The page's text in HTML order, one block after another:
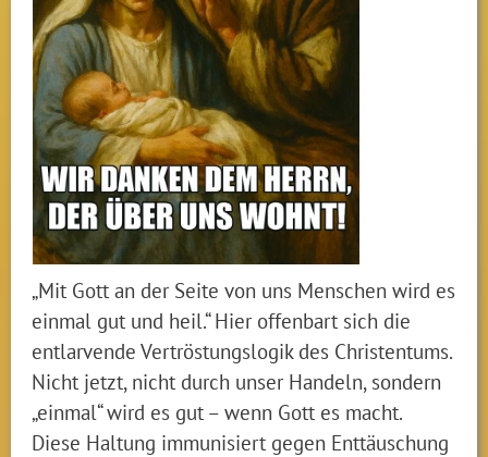
„Mit Gott an der Seite von uns Menschen wird es
einmal gut und heil.“ Hier offenbart sich die
entlarvende Vertröstungslogik des Christentums.
Nicht jetzt, nicht durch unser Handeln, sondern
„einmal“ wird es gut – wenn Gott es macht.
Diese Haltung immunisiert gegen Enttäuschung